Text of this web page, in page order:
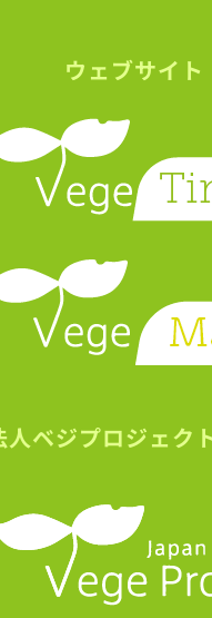
ウェブサイト
人ベジプロジェク